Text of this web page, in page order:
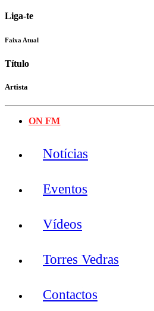
Liga-te
Faixa Atual
Título
Artista
ON FM
Notícias
Eventos
Vídeos
Torres Vedras
Contactos